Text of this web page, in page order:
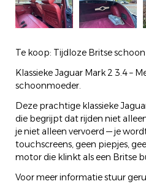
Te koop: Tijdloze Britse
Klassieke Jaguar Mark 2 3.4 –
schoonmoeder.
Deze prachtige klassieke
die begrijpt dat rijden niet
je niet alleen vervoerd — je
touchscreens, geen piepjes,
motor die klinkt als een Britse
Voor meer informatie stuur